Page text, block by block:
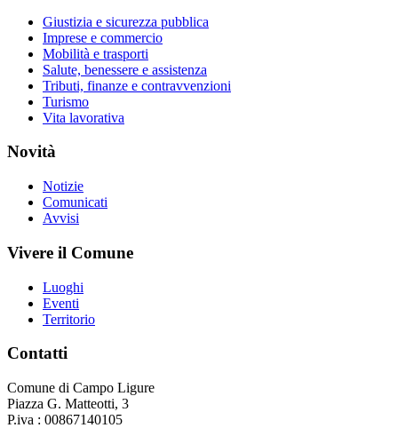
Giustizia e sicurezza pubblica
Imprese e commercio
Mobilità e trasporti
Salute, benessere e assistenza
Tributi, finanze e contravvenzioni
Turismo
Vita lavorativa
Novità
Notizie
Comunicati
Avvisi
Vivere il Comune
Luoghi
Eventi
Territorio
Contatti
Comune di Campo Ligure
Piazza G. Matteotti, 3
P.iva : 00867140105